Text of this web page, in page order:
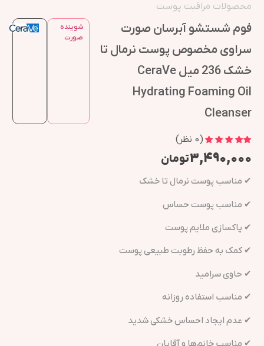
محصولات مراقبت پوست
فوم شستشو آبرسان صورت
سراوی مخصوص پوست نرمال تا
خشک 236 میل CeraVe
Hydrating Foaming Oil
Cleanser
شوینده
صورت
(
0 نظر)
۳,۴۹۰,۰۰۰تومان
✔ مناسب پوست نرمال تا خشک
✔ مناسب پوست حساس
✔ پاکسازی ملایم پوست
✔ کمک به حفظ رطوبت طبیعی پوست
✔ حاوی سرامید
✔ مناسب استفاده روزانه
✔ عدم ایجاد احساس خشکی شدید